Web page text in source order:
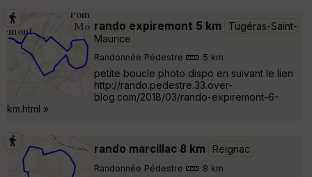
rando expiremont 5 km
Tugéras-Saint-
Maurice
Randonnée Pédestre 5 km
petite boucle photo dispo en suivant le lien
http://rando.pedestre.33.over-
blog.com/2018/03/rando-expiremont-6-
km.html »
rando marcillac 8 km Reignac
Randonnée Pédestre 8 km